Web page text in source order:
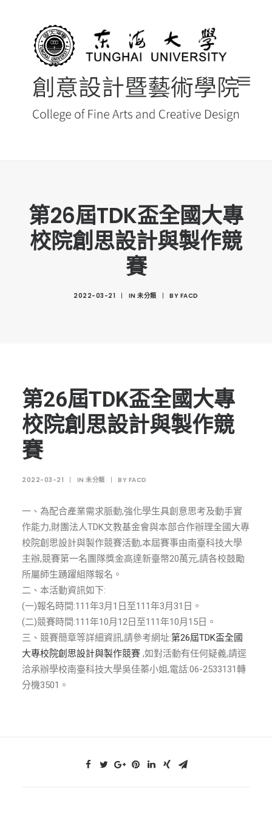
最新消息 NEWS
創藝院簡介
光點計畫智慧設計班
表單下載
招生資訊
高中生專區
境外生專區 PROSPECTIVE STUDENTS
聯絡我們 CONTACT
FACEBOOK
ENGLISH
搜尋
第26屆TDK盃全國大專
校院創思設計與製作競
賽
2022-03-21 | IN未分類 | BY FACD
第26屆TDK盃全國大專
校院創思設計與製作競
賽
2022-03-21 | IN 未分類 | BY FACD
一、為配合產業需求脈動,強化學生具創意思考及動手實
作能力,財團法人TDK文教基金會與本部合作辦理全國大專
校院創思設計與製作競賽活動,本屆賽事由南臺科技大學
主辦,競賽第一名團隊獎金高達新臺幣20萬元,請各校鼓勵
所屬師生踴躍組隊報名。
二、本活動資訊如下:
(一)報名時間:111年3月1日至111年3月31日。
(二)競賽時間:111年10月12日至111年10月15日。
三、競賽簡章等詳細資訊,請參考網址:第26屆TDK盃全國
大專校院創思設計與製作競賽 ,如對活動有任何疑義,請逕
洽承辦學校南臺科技大學吳佳蓁小姐,電話:06-2533131轉
分機3501。